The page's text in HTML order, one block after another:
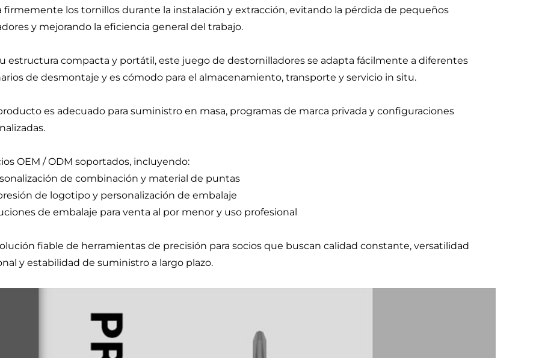
firmemente los tornillos durante la instalación y extracción, evitando la pérdida de pequeños
y mejorando la eficiencia general del trabajo.
estructura compacta y portátil, este juego de destornilladores se adapta fácilmente a diferentes
de desmontaje y es cómodo para el almacenamiento, transporte y servicio in situ.
es adecuado para suministro en masa, programas de marca privada y configuraciones
OEM / ODM soportados, incluyendo:
de combinación y material de puntas
de logotipo y personalización de embalaje
de embalaje para venta al por menor y uso profesional
fiable de herramientas de precisión para socios que buscan calidad constante, versatilidad
y estabilidad de suministro a largo plazo.